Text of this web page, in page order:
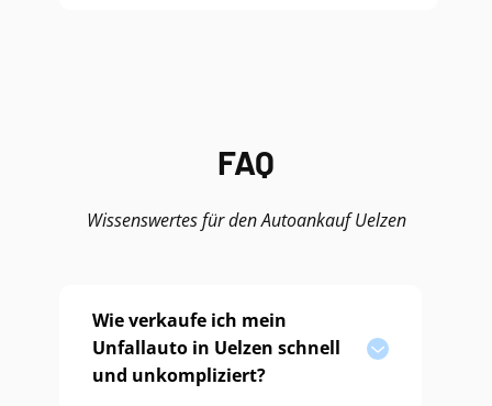
FAQ
Wissenswertes für den Autoankauf Uelzen
Wie verkaufe ich mein
Unfallauto in Uelzen schnell
und unkompliziert?